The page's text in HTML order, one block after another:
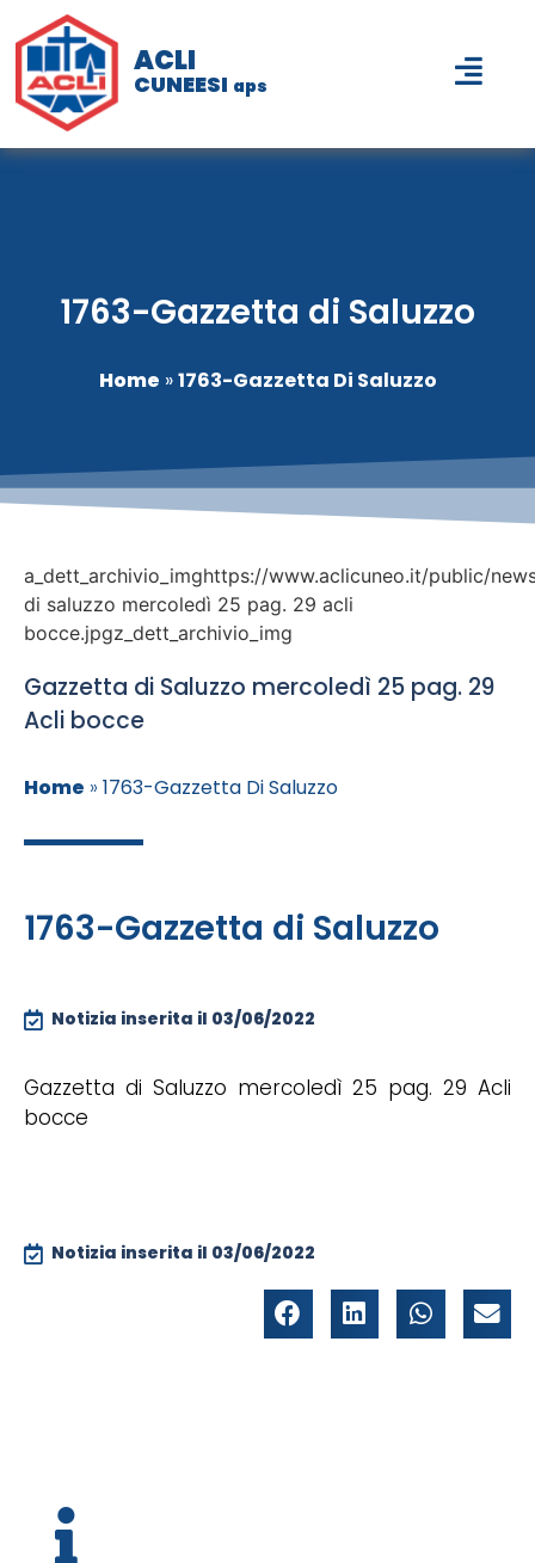
ACLI
CUNEESI aps
1763-Gazzetta di Saluzzo
Home »1763-Gazzetta Di Saluzzo
a_dett_archivio_imghttps://www.aclicuneo.it/public/
di saluzzo mercoledì 25 pag. 29 acli
bocce.jpgz_dett_archivio_img
Gazzetta di Saluzzo mercoledì 25 pag. 29
Acli bocce
Home » 1763-Gazzetta Di Saluzzo
1763-Gazzetta di Saluzzo
Notizia inserita il 03/06/2022
Gazzetta di Saluzzo mercoledì 25 pag. 29 Acli
bocce
Notizia inserita il 03/06/2022